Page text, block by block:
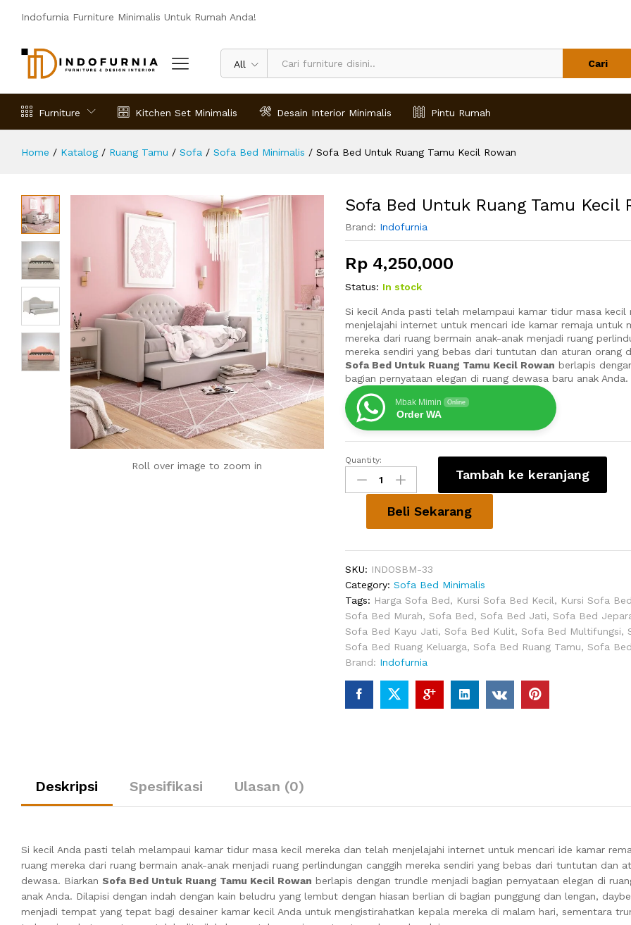
Indofurnia Furniture Minimalis Untuk Rumah Anda!
All Cari
Furniture Kitchen Set Minimalis Desain Interior Minimalis Pintu Rumah
Home / Katalog / Ruang Tamu / Sofa / Sofa Bed Minimalis / Sofa Bed Untuk Ruang Tamu Kecil Rowan
Roll over image to zoom in
Sofa Bed Untuk Ruang Tamu Kecil
Brand: Indofurnia
Rp4,250,000
Status: In stock
Si kecil Anda pasti telah melampaui kamar tidur masa kecil
menjelajahi internet untuk mencari ide kamar remaja untuk
mereka dari ruang bermain anak-anak menjadi ruang
mereka sendiri yang bebas dari tuntutan dan aturan orang
Sofa Bed Untuk Ruang Tamu Kecil Rowan berlapis
bagian pernyataan elegan di ruang dewasa baru anak Anda.
Mbak Mimin Online
Order WA
Sofa
Bed
Untuk
quantity
Quantity:
Tambah ke keranjang
Beli Sekarang
SKU: INDOSBM-33
Category: Sofa Bed Minimalis
Tags: Harga Sofa Bed, Kursi Sofa Bed Kecil, Kursi Sofa
Sofa Bed Murah, Sofa Bed, Sofa Bed Jati, Sofa Bed
Sofa Bed Kayu Jati, Sofa Bed Kulit, Sofa Bed Multifungsi,
Sofa Bed Ruang Keluarga, Sofa Bed Ruang Tamu, Sofa
Brand: Indofurnia
Deskripsi Spesifikasi Ulasan (0)
Si kecil Anda pasti telah melampaui kamar tidur masa kecil mereka dan telah menjelajahi internet untuk mencari ide kamar
ruang mereka dari ruang bermain anak-anak menjadi ruang perlindungan canggih mereka sendiri yang bebas dari tuntutan dan
dewasa. Biarkan Sofa Bed Untuk Ruang Tamu Kecil Rowan berlapis dengan trundle menjadi bagian pernyataan elegan di
anak Anda. Dilapisi dengan indah dengan kain beludru yang lembut dengan hiasan berlian di bagian punggung dan lengan,
menjadi tempat yang tepat bagi desainer kamar kecil Anda untuk mengistirahatkan kepala mereka di malam hari, sementara
Deskripsi Spesifikasi Ulasan (0)